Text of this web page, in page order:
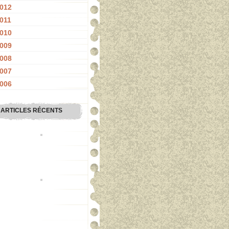
ARTICLES RÉCENTS